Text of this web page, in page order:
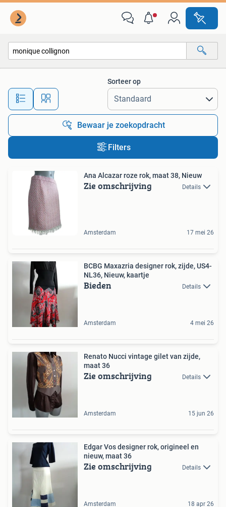
Alle afstanden…
Sorteer op
Bewaar je zoekopdracht
Filters
Ana Alcazar roze rok, maat 38, Nieuw
Zie omschrijving Details
Amsterdam 17 mei 26
BCBG Maxazria designer rok, zijde, US4-
NL36, Nieuw, kaartje
Bieden Details
Amsterdam 4 mei 26
Renato Nucci vintage gilet van zijde,
maat 36
Zie omschrijving Details
Amsterdam 15 jun 26
Edgar Vos designer rok, origineel en
nieuw, maat 36
Zie omschrijving Details
Amsterdam 18 apr 26